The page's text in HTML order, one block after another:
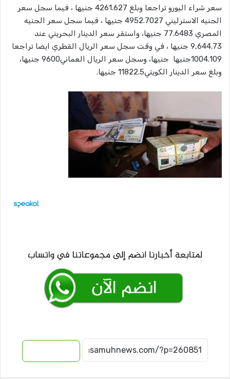
سعر شراء اليورو تراجعا وبلغ 4261.627 جنيها ، فيما سجل سعر
الجنيه الاسترليني 4952.7027 جنيها ، فيما سجل سعر الجنيه
المصري 77.6483 جنيها، واستقر سعر الدينار البحريني عند
9,644.73 جنيها ، في وقت سجل سعر الريال القطري ايضا تراجعا
1004.109جنيها جنيها، وسجل سعر الريال العماني9600 جنيها،
وبلغ سعر الدينار الكويتي11822.5 جنيها.